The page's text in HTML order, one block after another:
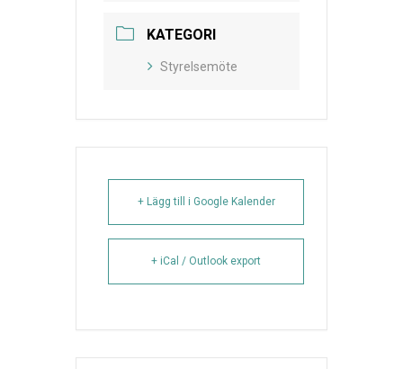
KATEGORI
Styrelsemöte
+ Lägg till i Google Kalender
+ iCal / Outlook export